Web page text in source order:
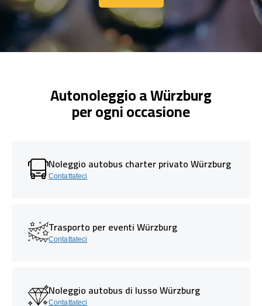
Contattaci
Autonoleggio a Würzburg
per ogni occasione
Noleggio autobus charter privato Würzburg
Contattateci
Trasporto per eventi Würzburg
Contattateci
Noleggio autobus di lusso Würzburg
Contattateci